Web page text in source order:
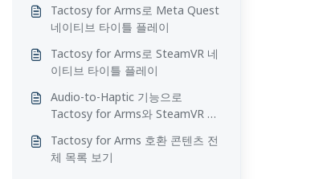
Tactosy for Arms로 Meta Quest
네이티브 타이틀 플레이
Tactosy for Arms로 SteamVR 네
이티브 타이틀 플레이
Audio-to-Haptic 기능으로
Tactosy for Arms와 SteamVR 타
Tactosy for Arms 호환 콘텐츠 전
체 목록 보기